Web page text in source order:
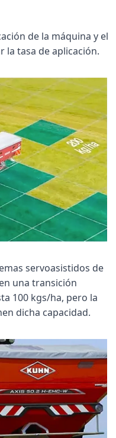
de la máquina y el
la tasa de aplicación.
servoasistidos de
una transición
100 kgs/ha, pero la
dicha capacidad.